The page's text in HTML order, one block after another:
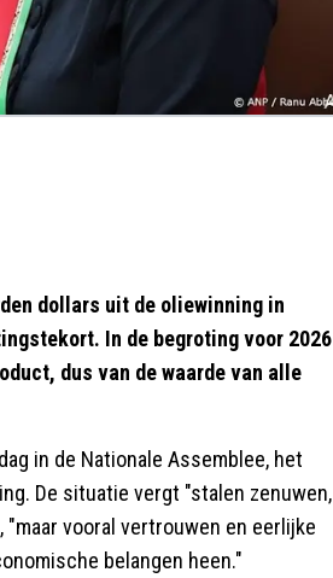
dollars uit de oliewinning in
In de begroting voor 2026
dus van de waarde van alle
in de Nationale Assemblee, het
De situatie vergt "stalen zenuwen,
vooral vertrouwen en eerlijke
belangen heen."